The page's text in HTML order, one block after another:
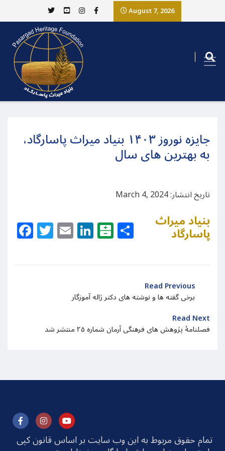
August 7, 2026
جایزه نوروز ۱۴۰۳ بنیاد میراث پاسارگاد،
به بهترین های سال
تاریخ انتشار: March 4, 2024
Facebook
Twitter
EmailLinkedIn
Balatarin
Share
بنیاد میراث
پاسارگاد
Read Previous
برخی گفته ها و نوشته های دکتر ژاله آموزگار
Read Next
فصلنامۀ پژوهش های فرهنگی آرمان شماره ۲۵ منتشر شد
تمام حقوق مربوط به این وب سایت بر اساس قانون کپی